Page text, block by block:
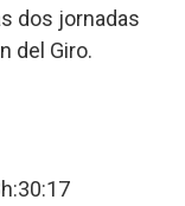
dos jornadas
del Giro.